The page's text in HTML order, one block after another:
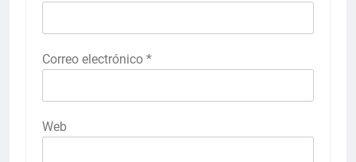
Correo electrónico *
Web